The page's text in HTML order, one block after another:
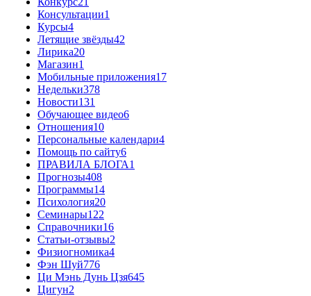
Консультации1
Курсы4
Летящие звёзды42
Лирика20
Магазин1
Мобильные приложения17
Недельки378
Новости131
Обучающее видео6
Отношения10
Персональные календари4
Помощь по сайту6
ПРАВИЛА БЛОГА1
Прогнозы408
Программы14
Психология20
Семинары122
Справочники16
Статьи-отзывы2
Физиогномика4
Фэн Шуй776
Ци Мэнь Дунь Цзя645
Цигун2